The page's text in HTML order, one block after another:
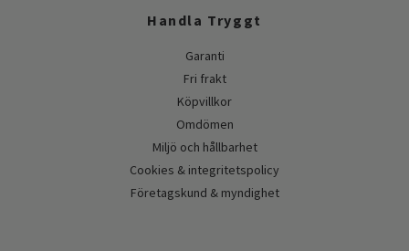
Handla Tryggt
Garanti
Fri frakt
Köpvillkor
Omdömen
Miljö och hållbarhet
Cookies & integritetspolicy
Företagskund & myndighet